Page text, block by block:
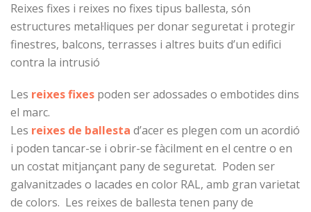
Reixes fixes i reixes no fixes tipus ballesta, són
estructures metal·liques per donar seguretat i protegir
finestres, balcons, terrasses i altres buits d’un edifici
contra la intrusió
Les reixes fixes poden ser adossades o embotides dins
el marc.
Les reixes de ballesta d’acer es plegen com un acordió
i poden tancar-se i obrir-se fàcilment en el centre o en
un costat mitjançant pany de seguretat. Poden ser
galvanitzades o lacades en color RAL, amb gran varietat
de colors. Les reixes de ballesta tenen pany de